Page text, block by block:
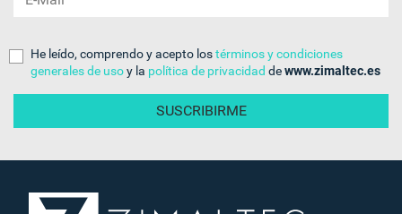
He leído, comprendo y acepto lostérminos y condiciones
generales de usoy la política de privacidad dewww.zimaltec.es